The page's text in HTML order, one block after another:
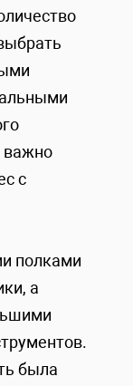
важно
с
полками
а
была